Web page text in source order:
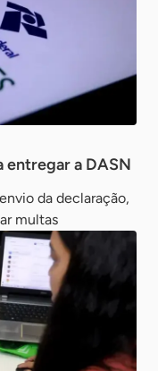
entregar a DASN
da declaração,
multas